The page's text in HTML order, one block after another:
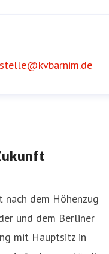
nach dem Höhenzug
und dem Berliner
mit Hauptsitz in